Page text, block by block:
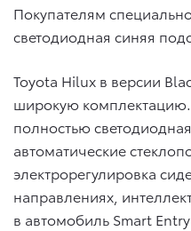
Покупателям
светодиодная синяя
Toyota Hilux в версии
широкую
полностью
автоматические
электрорегулировка
направлениях,
в автомобиль Smart